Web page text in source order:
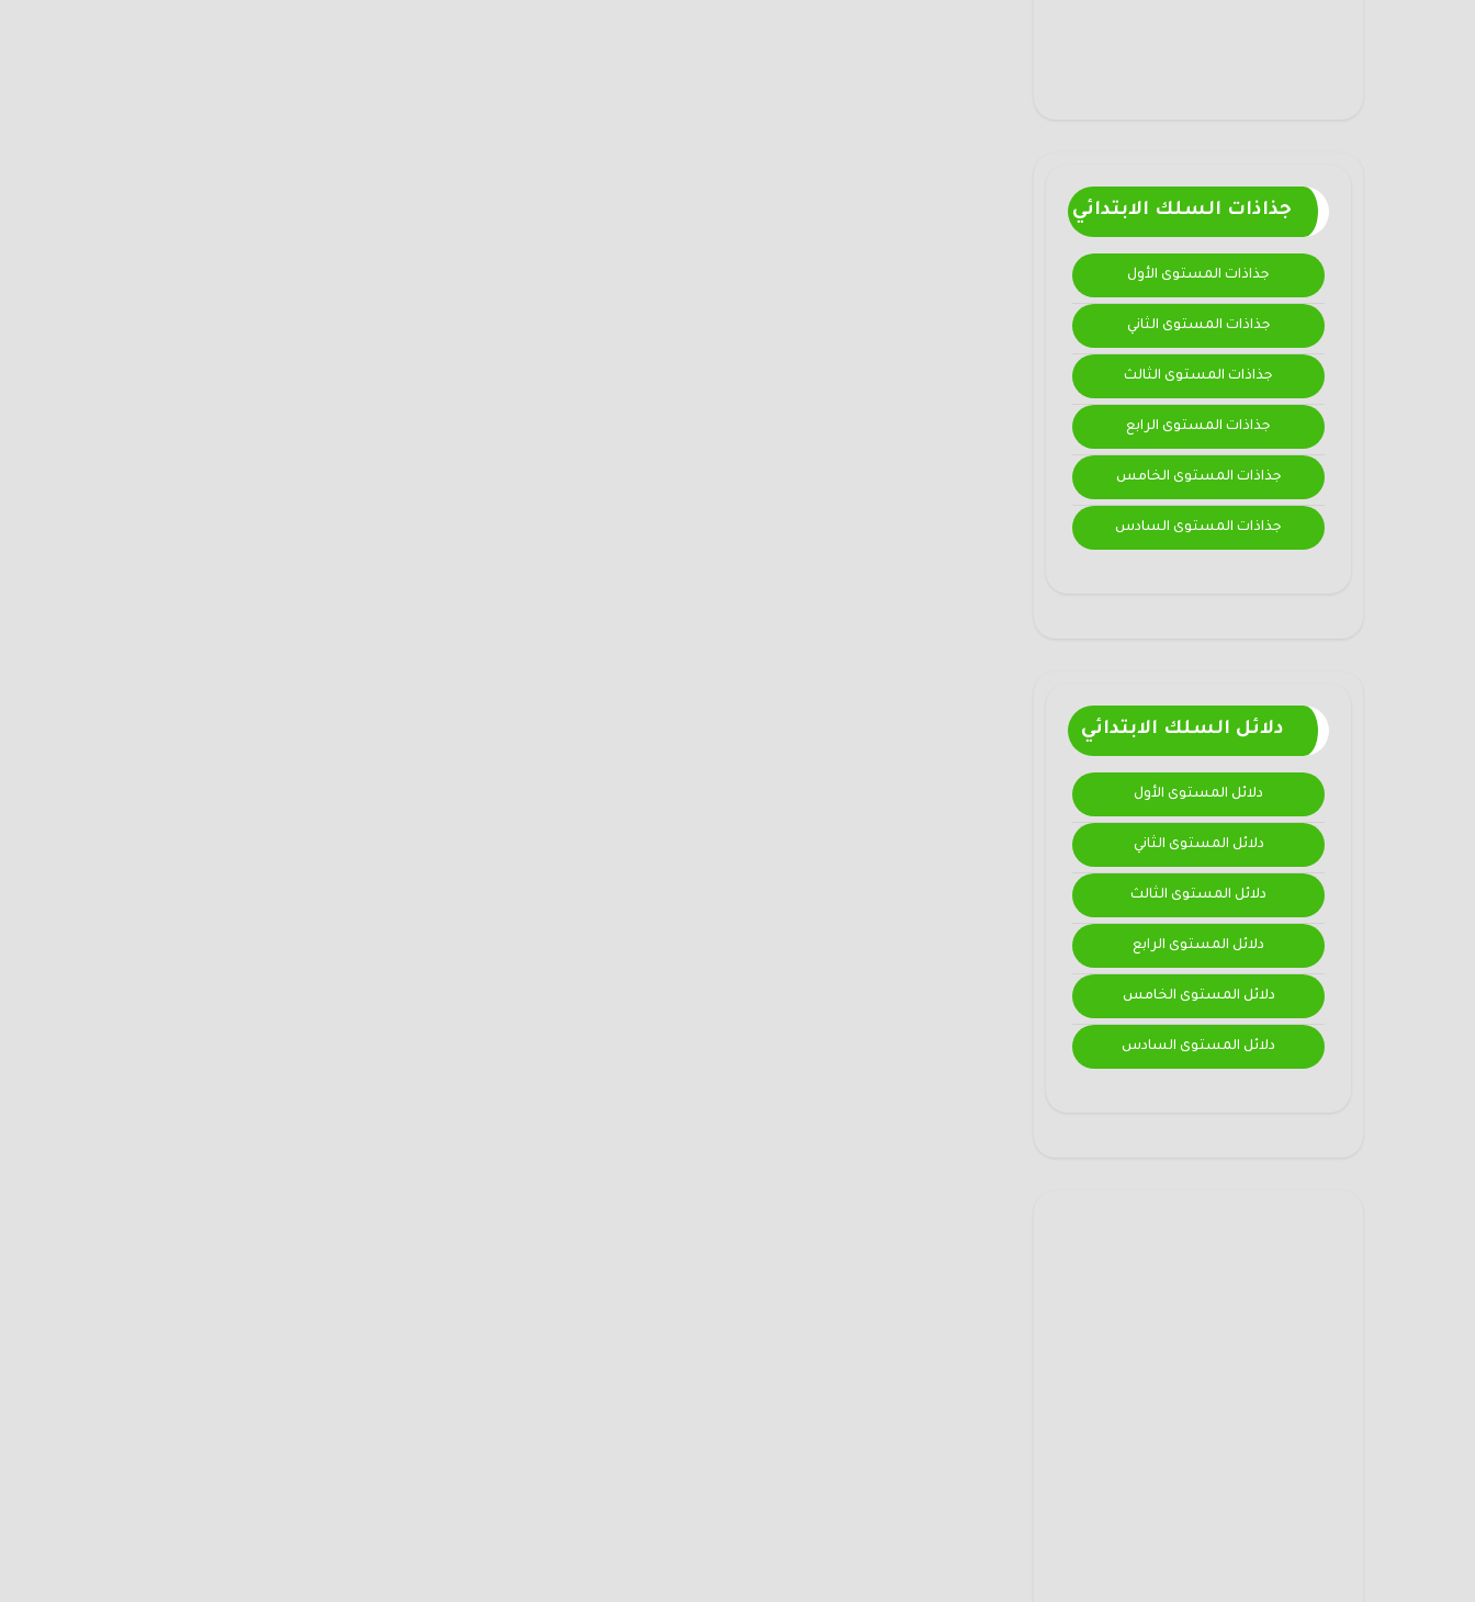
جذاذات السلك الابتدائي
جذاذات المستوى الأول
جذاذات المستوى الثاني
جذاذات المستوى الثالث
جذاذات المستوى الرابع
جذاذات المستوى الخامس
جذاذات المستوى السادس
دلائل السلك الابتدائي
دلائل المستوى الأول
دلائل المستوى الثاني
دلائل المستوى الثالث
دلائل المستوى الرابع
دلائل المستوى الخامس
دلائل المستوى السادس